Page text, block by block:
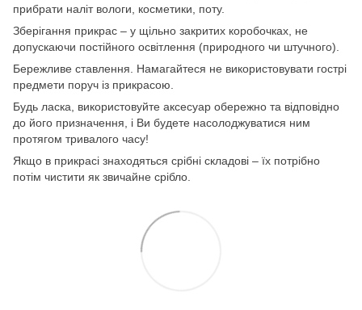
прибрати наліт вологи, косметики, поту.
Зберігання прикрас – у щільно закритих коробочках, не
допускаючи постійного освітлення (природного чи штучного).
Бережливе ставлення. Намагайтеся не використовувати гострі
предмети поруч із прикрасою.
Будь ласка, використовуйте аксесуар обережно та відповідно
до його призначення, і Ви будете насолоджуватися ним
протягом тривалого часу!
Якщо в прикрасі знаходяться срібні складові – їх потрібно
потім чистити як звичайне срібло.